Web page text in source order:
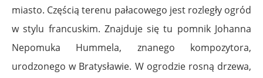
miasto. Częścią terenu pałacowego jest rozległy ogród
w stylu francuskim. Znajduje się tu pomnik Johanna
Nepomuka Hummela, znanego kompozytora,
urodzonego w Bratysławie. W ogrodzie rosną drzewa,